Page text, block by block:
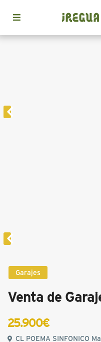
Garajes
Venta de
25.900€
CL POEMA SINFONICO